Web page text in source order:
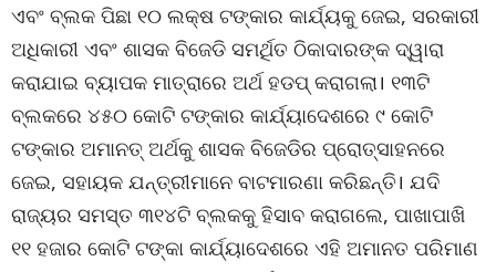
ଏବଂ ବ୍ଲକ ପିଛା ୧୦ ଲକ୍ଷ ଟଙ୍କାର କାର୍ଯ୍ୟକୁ ଜେଇ, ସରକାରୀ
ଅଧିକାରୀ ଏବଂ ଶାସକ ବିଜେଡି ସମର୍ଥିତ ଠିକାଦାରଙ୍କ ଦ୍ୱାରା
କରାଯାଇ ବ୍ୟାପକ ମାତ୍ରାରେ ଅର୍ଥ ହଡପ୍ କରାଗଲା। ୧୩ଟି
ବ୍ଲକରେ ୪୫୦ କୋଟି ଟଙ୍କାର କାର୍ଯ୍ୟାଦେଶରେ ୯ କୋଟି
ଟଙ୍କାର ଅମାନତ୍ ଅର୍ଥକୁ ଶାସକ ବିଜେଡିର ପ୍ରୋତ୍ସାହନରେ
ଜେଇ, ସହାୟକ ଯନ୍ତ୍ରୀମାନେ ବାଟମାରଣା କରିଛନ୍ତି। ଯଦି
ରାଜ୍ୟର ସମସ୍ତ ୩୧୪ଟି ବ୍ଲକକୁ ହିସାବ କରାଗଲେ, ପାଖାପାଖି
୧୧ ହଜାର କୋଟି ଟଙ୍କା କାର୍ଯ୍ୟାଦେଶରେ ଏହି ଅମାନତ ପରିମାଣ